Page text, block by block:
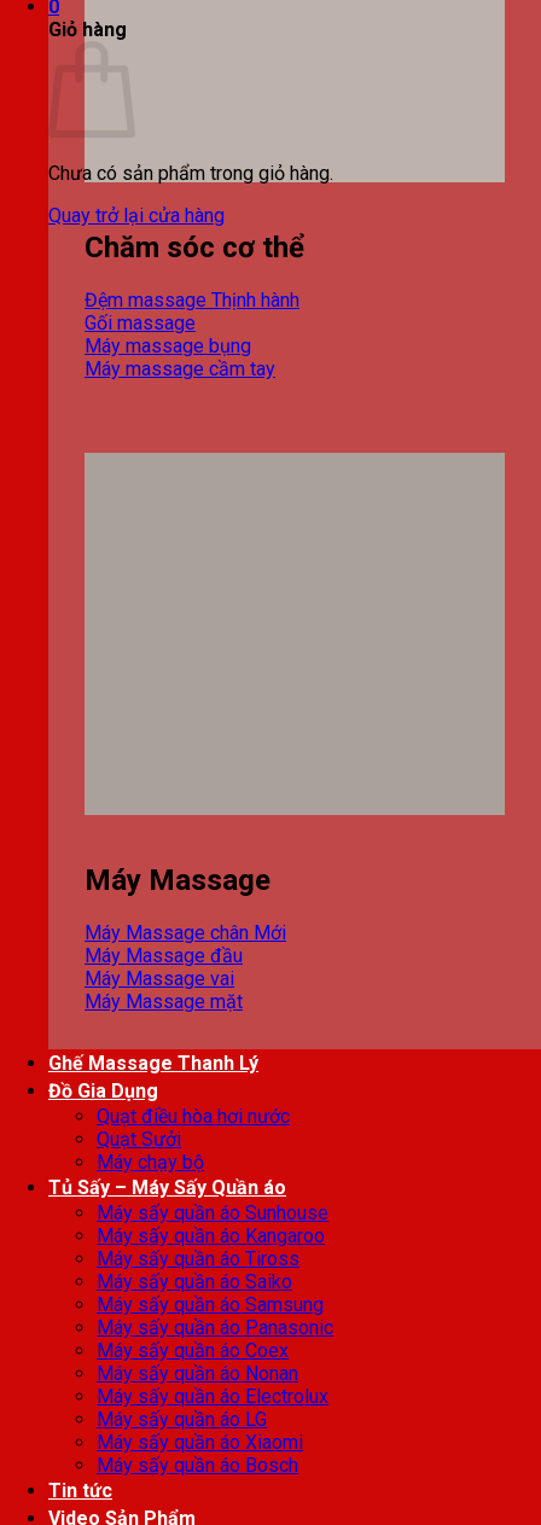
0
Giỏ hàng
Chưa có sản phẩm trong giỏ hàng.
Quay trở lại cửa hàng
Chăm sóc cơ thể
Đệm massage
Gối massage
Máy massage bụng
Máy massage cầm tay
Máy Massage
Máy Massage chân
Máy Massage đầu
Máy Massage vai
Máy Massage mặt
Ghế Massage Thanh Lý
Đồ Gia Dụng
Quạt điều hòa hơi nước
Quạt Sưởi
Máy chạy bộ
Tủ Sấy – Máy Sấy Quần áo
Máy sấy quần áo Sunhouse
Máy sấy quần áo Kangaroo
Máy sấy quần áo Tiross
Máy sấy quần áo Saiko
Máy sấy quần áo Samsung
Máy sấy quần áo Panasonic
Máy sấy quần áo Coex
Máy sấy quần áo Nonan
Máy sấy quần áo Electrolux
Máy sấy quần áo LG
Máy sấy quần áo Xiaomi
Máy sấy quần áo Bosch
Tin tức
Video Sản Phẩm